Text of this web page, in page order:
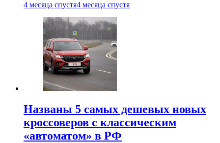
4 месяца спустя4 месяца спустя
Названы 5 самых дешевых новых
кроссоверов с классическим
«автоматом» в РФ